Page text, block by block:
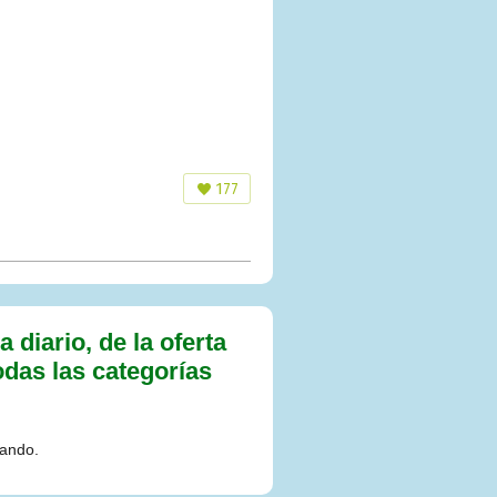
177
diario, de la oferta
las categorías